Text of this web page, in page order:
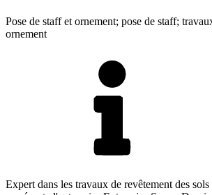
Pose de staff et ornement; pose de staff;
ornement
Expert dans les travaux de revêtement des